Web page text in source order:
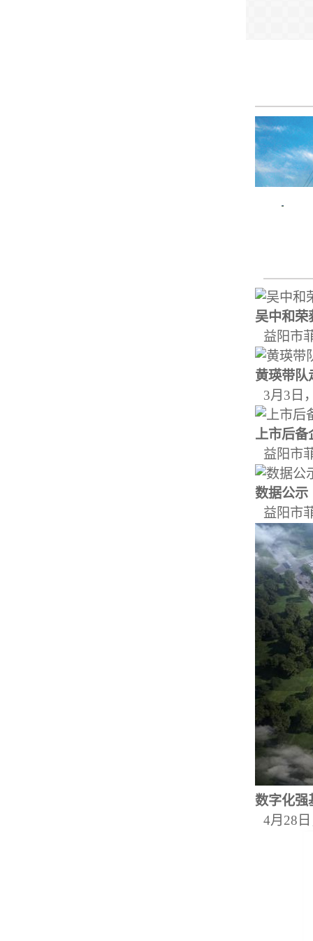
吴中和荣
益阳市
黄瑛带队
3月3日
上市后备
益阳市
数据公示
益阳市
数字化强
4月28